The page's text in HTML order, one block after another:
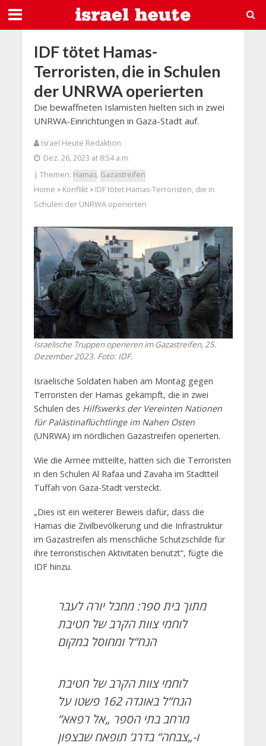
IDF tötet Hamas-
Terroristen, die in Schulen
der UNRWA operierten
Die bewaffneten Islamisten hielten sich in zwei
UNRWA-Einrichtungen in Gaza-Stadt auf.
Israel Heute Redaktion
Dez. 26, 2023 at 8:54 a.m.
| Themen: Hamas, Gazastreifen
Home > Konflikt> IDF tötet Hamas-Terroristen, die in
Schulen der UNRWA operierten
Israelische Truppen operieren im Gazastreifen, 25.
Dezember 2023. Foto: IDF.
Israelische Soldaten haben am Montag gegen
Terroristen der Hamas gekämpft, die in zwei
Schulen des Hilfswerks der Vereinten Nationen
für Palästinaflüchtlinge im Nahen Osten
(UNRWA) im nördlichen Gazastreifen operierten.
Wie die Armee mitteilte, hatten sich die Terroristen
in den Schulen Al Rafaa und Zavaha im Stadtteil
Tuffah von Gaza-Stadt versteckt.
„Dies ist ein weiterer Beweis dafür, dass die
Hamas die Zivilbevölkerung und die Infrastruktur
im Gazastreifen als menschliche Schutzschilde für
ihre terroristischen Aktivitäten benutzt“, fügte die
IDF hinzu.
מתוך בית ספר: מחבל יורה לעבר
לוחמי צוות הקרב של חטיבת
הנח“ל ומחוסל במקום
לוחמי צוות הקרב של חטיבת
הנח“ל באוגדה 162 פשטו על
מרחב בתי הספר „אל רפאא“
ו-„צבחה“ בדרג‘ תופאח שבצפון